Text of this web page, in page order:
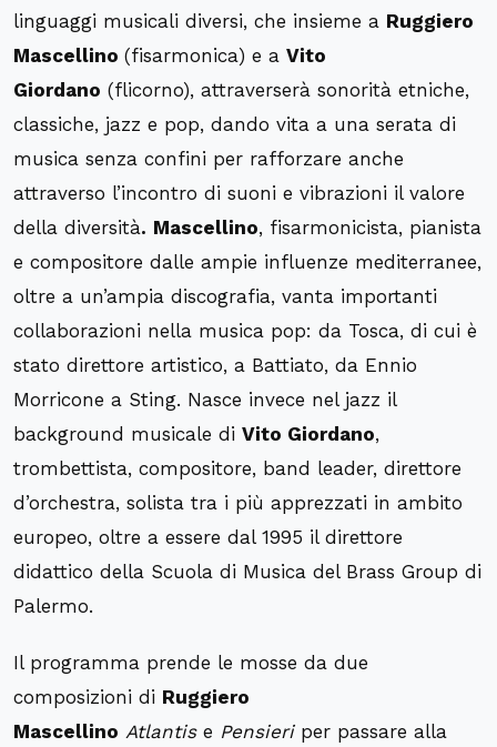
linguaggi musicali diversi, che insieme a Ruggiero
Mascellino (fisarmonica) e a Vito
Giordano (flicorno), attraverserà sonorità etniche,
classiche, jazz e pop, dando vita a una serata di
musica senza confini per rafforzare anche
attraverso l’incontro di suoni e vibrazioni il valore
della diversità. Mascellino, fisarmonicista, pianista
e compositore dalle ampie influenze mediterranee,
oltre a un’ampia discografia, vanta importanti
collaborazioni nella musica pop: da Tosca, di cui è
stato direttore artistico, a Battiato, da Ennio
Morricone a Sting. Nasce invece nel jazz il
background musicale di Vito Giordano,
trombettista, compositore, band leader, direttore
d’orchestra, solista tra i più apprezzati in ambito
europeo, oltre a essere dal 1995 il direttore
didattico della Scuola di Musica del Brass Group di
Palermo.
Il programma prende le mosse da due
composizioni di Ruggiero
Mascellino Atlantise Pensieri per passare alla